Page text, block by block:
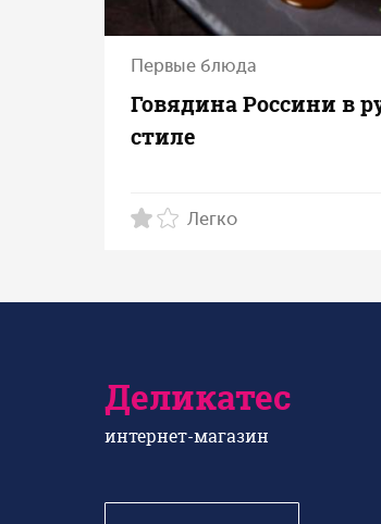
Первые блюда
Говядина Россини в
стиле
Легко
Деликатес
интернет-магазин